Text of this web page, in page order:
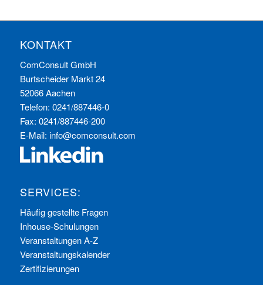
KONTAKT
ComConsult GmbH
Burtscheider Markt 24
52066 Aachen
Telefon: 0241/887446-0
Fax: 0241/887446-200
E-Mail: info@comconsult.com
SERVICES:
Häufig gestellte Fragen
Inhouse-Schulungen
Veranstaltungen A-Z
Veranstaltungskalender
Zertifizierungen